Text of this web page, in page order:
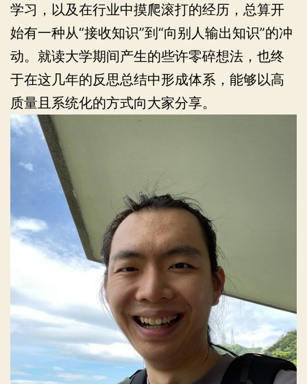
学习，以及在行业中摸爬滚打的经历，总算开
始有一种从“接收知识”到“向别人输出知识”的冲
动。就读大学期间产生的些许零碎想法，也终
于在这几年的反思总结中形成体系，能够以高
质量且系统化的方式向大家分享。